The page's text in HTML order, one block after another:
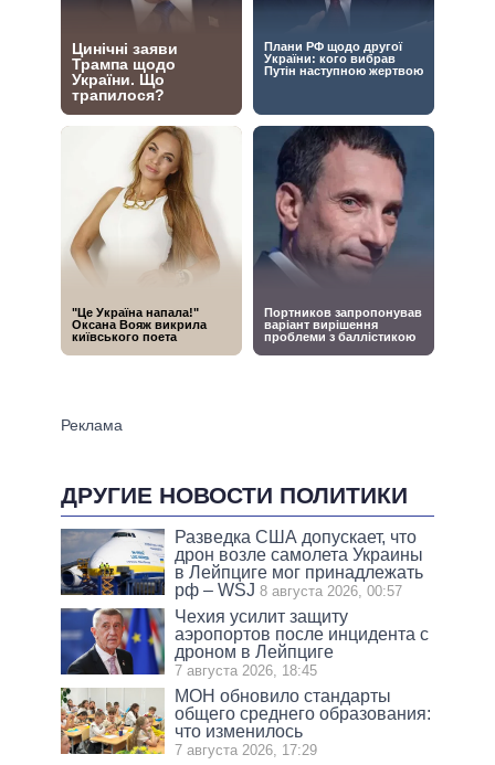
ДРУГИЕ НОВОСТИ ПОЛИТИКИ
Разведка США допускает, что
дрон возле самолета Украины
в Лейпциге мог принадлежать
рф – WSJ 8 августа 2026, 00:57
Чехия усилит защиту
аэропортов после инцидента с
дроном в Лейпциге
7 августа 2026, 18:45
МОН обновило стандарты
общего среднего образования:
что изменилось
7 августа 2026, 17:29